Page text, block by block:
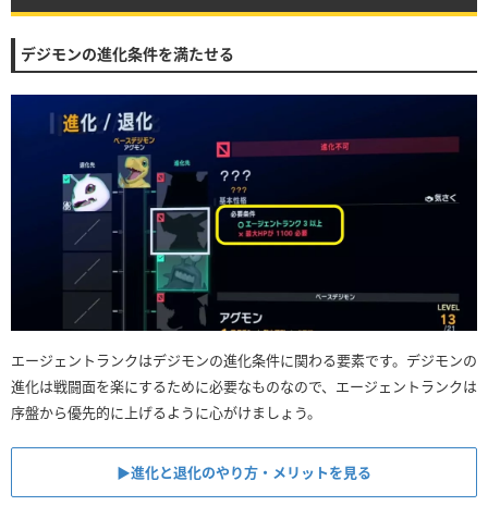
デジモンの進化条件を満たせる
エージェントランクはデジモンの進化条件に関わる要素です。デジモンの
進化は戦闘面を楽にするために必要なものなので、エージェントランクは
序盤から優先的に上げるように心がけましょう。
▶︎進化と退化のやり方・メリットを見る